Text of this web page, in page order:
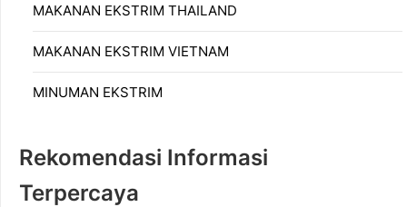
MAKANAN EKSTRIM THAILAND
MAKANAN EKSTRIM VIETNAM
MINUMAN EKSTRIM
Rekomendasi Informasi
Terpercaya